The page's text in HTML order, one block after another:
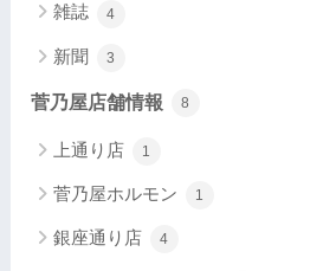
雑誌 4
新聞 3
菅乃屋店舗情報 8
上通り店 1
菅乃屋ホルモン 1
銀座通り店 4